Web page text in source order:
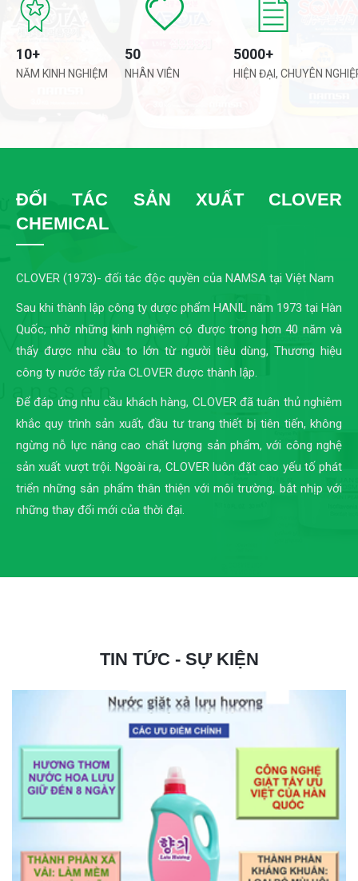
10+
NĂM KINH NGHIỆM
50
NHÂN VIÊN
5000+
HIỆN ĐẠI, CHUYÊN
ĐỐI TÁC SẢN XUẤT CLOVER
CHEMICAL
CLOVER (1973)- đối tác độc quyền của NAMSA tại Việt Nam
Sau khi thành lập công ty dược phẩm HANIL năm 1973 tại Hàn
Quốc, nhờ những kinh nghiệm có được trong hơn 40 năm và
thấy được nhu cầu to lớn từ người tiêu dùng, Thương hiệu
công ty nước tẩy rửa CLOVER được thành lập.
Để đáp ứng nhu cầu khách hàng, CLOVER đã tuân thủ nghiêm
khắc quy trình sản xuất, đầu tư trang thiết bị tiên tiến, không
ngừng nỗ lực nâng cao chất lượng sản phẩm, với công nghệ
sản xuất vượt trội. Ngoài ra, CLOVER luôn đặt cao yếu tố phát
triển những sản phẩm thân thiện với môi trường, bắt nhịp với
những thay đổi mới của thời đại.
TIN TỨC - SỰ KIỆN